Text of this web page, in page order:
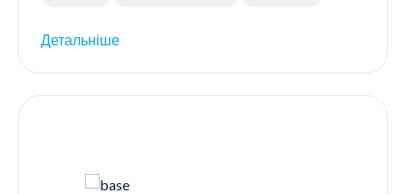
Детальніше